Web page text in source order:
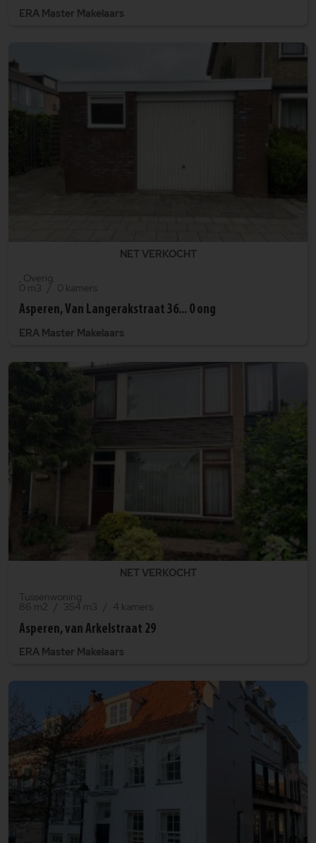
ERA Master Makelaars
NET VERKOCHT
, Overig.
0 m3
0 kamers
Asperen, Van Langerakstraat 36... 0 ong
ERA Master Makelaars
NET VERKOCHT
Tussenwoning
86 m2 354 m3
4 kamers
Asperen, van Arkelstraat 29
ERA Master Makelaars